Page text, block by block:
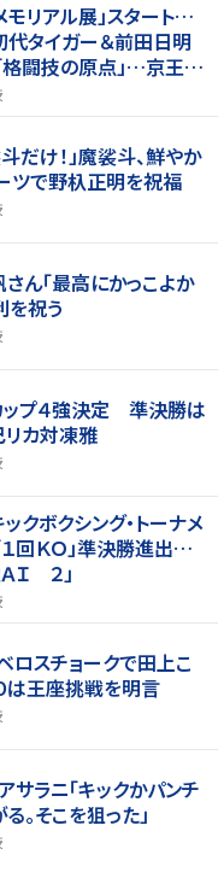
モリアル展」スタート…
タイガー＆前田日明
闘技の原点」…京王プ
だけ！」魔裟斗、鮮やか
ツで野杁正明を祝福
ん「最高にかっこよか
を祝う
ップ４強決定 準決勝は
カ対凍雅
クボクシング・トーナメ
１回ＫＯ」準決勝進出…
Ｉ ２」
ロスチョークで田上こ
は王座挑戦を明言
サラニ「キックかパンチ
。そこを狙った」